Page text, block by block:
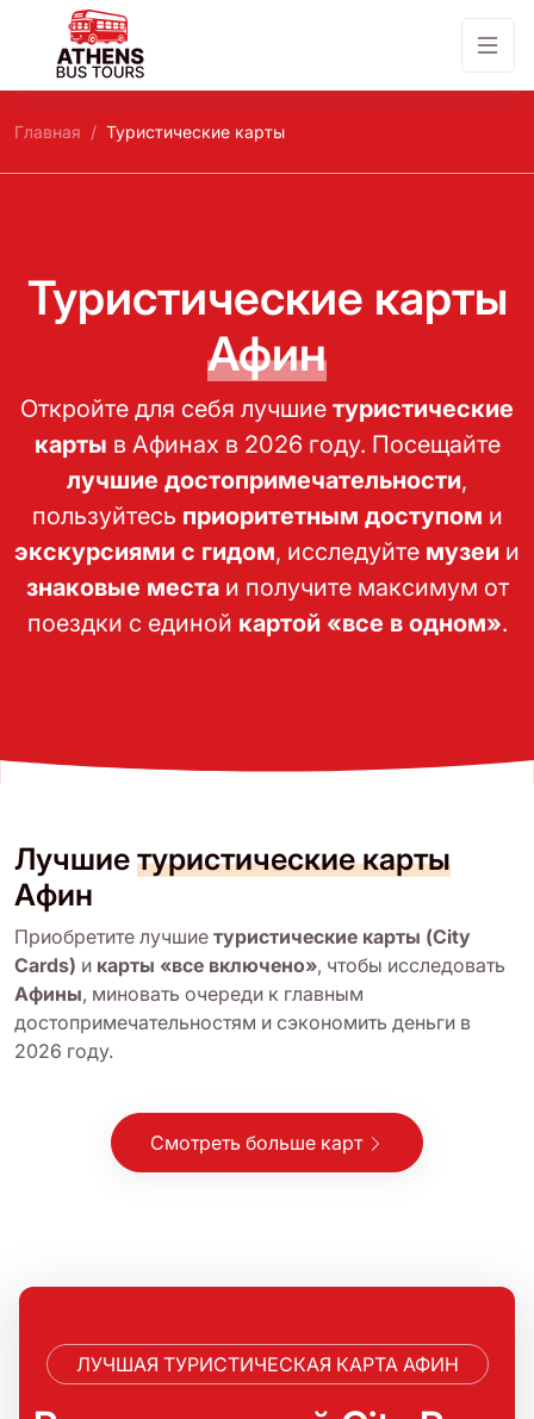
Главная Туристические карты
Туристические карты
Афин
Откройте для себя лучшие туристические
карты в Афинах в 2026 году. Посещайте
лучшие достопримечательности,
пользуйтесь приоритетным доступом и
экскурсиями с гидом, исследуйте музеи и
знаковые местаи получите максимум от
поездки с единой картой «все в одном».
Лучшие туристические карты
Афин
Приобретите лучшие туристические карты (City
Cards) и карты «все включено», чтобы исследовать
Афины, миновать очереди к главным
достопримечательностям и сэкономить деньги в
2026 году.
Смотреть больше карт
ЛУЧШАЯ ТУРИСТИЧЕСКАЯ КАРТА АФИН